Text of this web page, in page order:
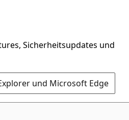
Sicherheitsupdates und
und Microsoft Edge